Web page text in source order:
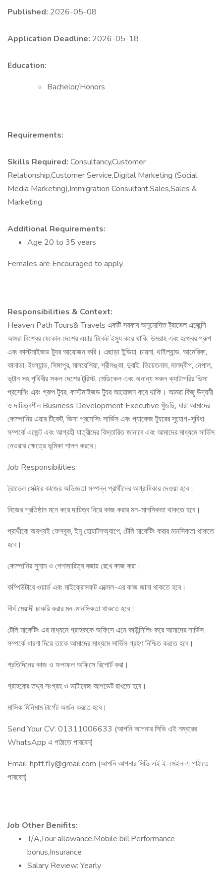
Published: 2026-05-08
Application Deadline: 2026-05-18
Education:
Bachelor/Honors
Requirements:
Skills Required: Consultancy,Customer
Relationship,Customer Service,Digital Marketing (Social
Media Marketing),Immigration Consultant,Sales,Sales &
Marketing
Additional Requirements:
Age 20 to 35 years
Females are Encouraged to apply.
Responsibilities & Context:
Heaven Path Tours& Travels একটি সরকার অনুমোদিত ট্রাভেল এজেন্সি
আমরা বিশ্বের যেকোন দেশের এয়ার টিকেট ইস্যু করে থাকি, উমরাহ এবং হজ্বের গ্রুপ
এবং কাস্টমাইজড ট্যুর আয়োজন করি। এছাড়া ইন্ডিয়া, চায়না, থাইল্যান্ড, আমেরিকা,
কানাডা, ইংল্যান্ড, সিঙ্গাপুর, মালয়েশিয়া, শ্রীলঙ্কা, দুবাই, ভিয়েতনাম, মালদ্বীপ, নেপাল,
ভূটান সহ পৃথিবীর সকল দেশের টুরিস্ট, মেডিকেল এবং অনান্য সকল ক্যাটাগরির ভিসা
প্রসেসিং এবং গ্রুপ ট্যুর, কাস্টমাইজড ট্যুর আয়োজন করে থাকি। আমরা কিছু উদ্যমী
ও দায়িত্বশীল Business Development Executive খুঁজছি, যারা আমাদের
কোম্পানির এয়ার টিকেট, ভিসা প্রসেসিং সার্ভিস এবং প্যাকেজ ট্যুরের সুযোগ-সুবিধা
সম্পর্কে এজেন্ট এবং আগ্রহী যাত্রীদের বিস্তারিত জানাবে এবং আমাদের মাধ্যমে সার্ভিস
নেওয়ার ক্ষেত্রে ভূমিকা পালন করবে।
Job Responsibilities:
ট্রাভেল সেক্টরে কাজের অভিজ্ঞতা সম্পন্ন প্রার্থীদের অগ্রাধিকার দেওয়া হবে।
নিজের প্রতিষ্ঠান মনে করে দায়িত্ব নিয়ে কাজ করার মন-মানসিকতা থাকতে হবে।
প্রার্থীকে অবশ্যই ফেসবুক, ইমু হোয়াটসঅ্যাপে, টেলি মার্কেটিং করার মানসিকতা থাকতে
হবে।
কোম্পানির সুনাম ও পেশাদারিত্ব বজায় রেখে কাজ করা।
কম্পিউটারে ওয়ার্ড এবং মাইক্রোসফট এক্সেল-এর কাজ জানা থাকতে হবে।
দীর্ঘ মেয়াদী চাকরি করার মন-মানসিকতা থাকতে হবে।
টেলি মার্কেটিং এর মাধ্যমে গ্রাহককে অফিসে এনে কাউন্সিলিং করে আমাদের সার্ভিস
সম্পর্কে ধারণা দিয়ে তাকে আমাদের মাধ্যমে সার্ভিস গ্রহণ নিশ্চিত করতে হবে।
প্রতিদিনের কাজ ও ফলাফল অফিসে রিপোর্ট করা।
গ্রাহকের তথ্য সংগ্রহ ও ডাটাবেজ আপডেট রাখতে হবে।
মাসিক মিনিমাম টার্গেট অর্জন করতে হবে।
Send Your CV: 01311006633 (আপনি আপনার সিভি এই নম্বরের
WhatsApp এ পাঠাতে পারবেন)
Email: hptt.fly@gmail.com (আপনি আপনার সিভি এই ই-মেইল এ পাঠাতে
পারবেন)
Job Other Benifits:
T/A,Tour allowance,Mobile bill,Performance
bonus,Insurance
Salary Review: Yearly